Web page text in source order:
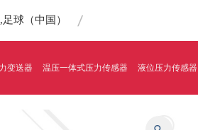
球（中国）
变送器 温压一体式压力传感器 液位压力传感器